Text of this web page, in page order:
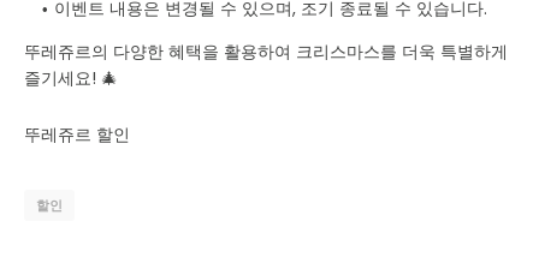
이벤트 내용은 변경될 수 있으며, 조기 종료될 수 있습니다.
뚜레쥬르의 다양한 혜택을 활용하여 크리스마스를 더욱 특별하게
즐기세요! 🎄
뚜레쥬르 할인
할인